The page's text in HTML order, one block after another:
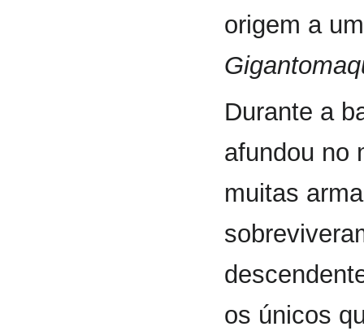
origem a
Durante a
afundou no
muitas
os únicos